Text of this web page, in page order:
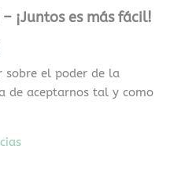
¡Juntos es más fácil!
sobre el poder de la
de aceptarnos tal y como